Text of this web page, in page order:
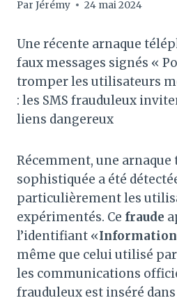
Par Jérémy 24 mai 2024
Une récente arnaque
faux messages signés «
tromper les utilisateurs
: les SMS frauduleux
liens dangereux
Récemment, une
sophistiquée a été
particulièrement les
expérimentés. Ce fraude
l’identifiant «
même que celui utilisé
les communications
frauduleux est inséré